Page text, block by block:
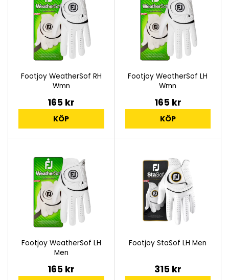
Footjoy WeatherSof RH
Wmn
165 kr
KÖP
Footjoy WeatherSof LH
Wmn
165 kr
KÖP
Footjoy WeatherSof LH
Men
165 kr
Footjoy StaSof LH Men
315 kr